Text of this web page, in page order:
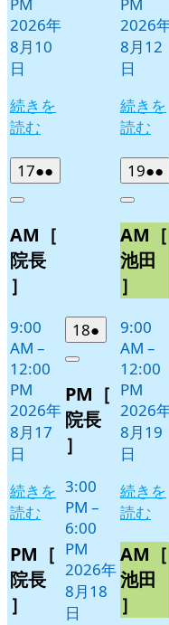
2026年
8月10
日
続きを
読む
2026
8月12
日
続きを
読む
172026
年
月
17
日
●●
件
イ
Close
AM［
院長
］
9:00
AM –
12:00
PM
2026年
8月17
日
続きを
読む
PM［
院長
］
182026
年
月
18
日
●
件
イ
ベ
Close
PM［
院長
］
3:00
PM –
6:00
PM
2026年
8月18
日
19
年
月
19
日
●●
Close
AM［
池田
］
9:00
AM –
12:00
PM
2026
8月19
日
続きを
読む
AM［
池田
］